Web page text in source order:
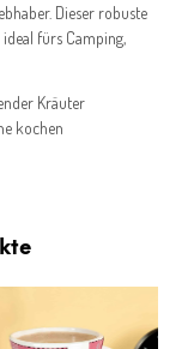
Dieser robuste
fürs Camping,
Kräuter
kochen